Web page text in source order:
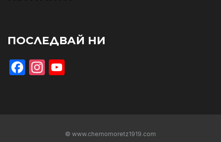
ПОСЛЕДВАЙ НИ
Facebook
Instagram
© www.chernomoretz1919.com